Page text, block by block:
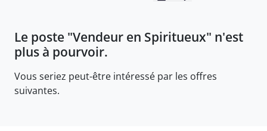
Le poste "Vendeur en Spiritueux" n'est
plus à pourvoir.
Vous seriez peut-être intéressé par les offres
suivantes.